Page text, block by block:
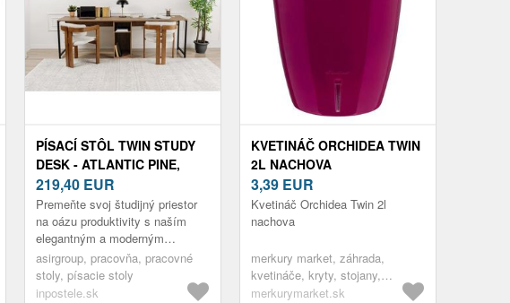
PÍSACÍ STÔL TWIN STUDY
DESK - ATLANTIC PINE,
BLACK
219,40 EUR
Premeňte svoj študijný priestor
na oázu produktivity s naším
elegantným a moderným
študijným stolom. Tento stôl je
vyrobený zo 100 % melamínovej
dr...
asirgroup, pracovňa, pracovné
stoly, písacie stoly
inpostele.sk
KVETINÁČ ORCHIDEA TWIN
2L NACHOVA
3,39 EUR
Kvetináč Orchidea Twin 2l
nachova
merkury market, záhrada,
kvetináče, kryty, stojany,
interiérové kvetináče
merkurymarket.sk